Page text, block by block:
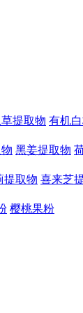
提取物 有机
黑姜提取物
提取物 喜来芝
樱桃果粉